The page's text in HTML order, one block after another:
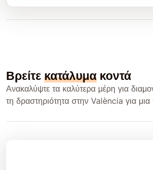
Βρείτε κατάλυμα κοντά
Ανακαλύψτε τα καλύτερα μέρη για
τη δραστηριότητα στην València για μια